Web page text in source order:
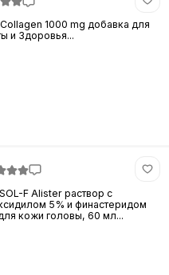
1000 mg добавка для
и Здоровья...
F Alister раствор с
5% и финастеридом
кожи головы, 60 мл...